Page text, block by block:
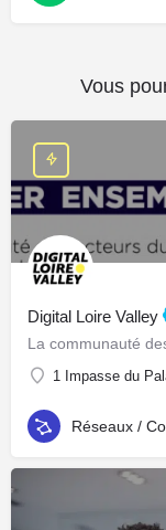
Vous
Digital Loire Valley
1 Impasse du
Réseaux /